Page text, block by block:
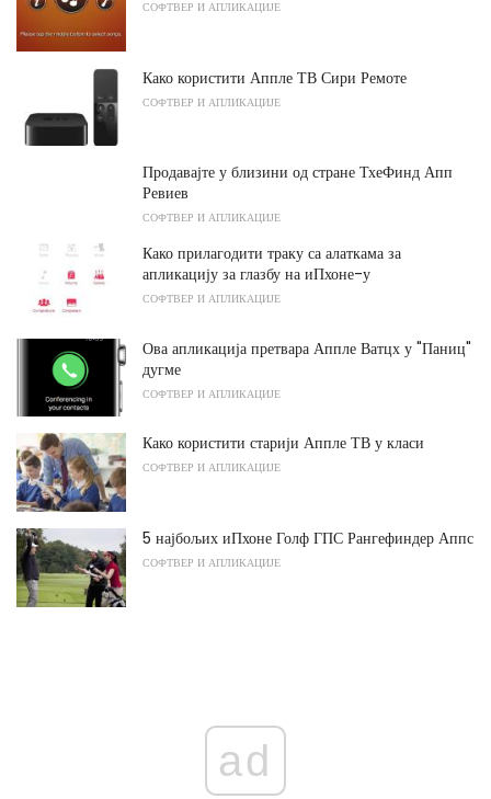
СОФТВЕР И АПЛИКАЦИЈЕ
Како користити Аппле ТВ Сири Ремоте
СОФТВЕР И АПЛИКАЦИЈЕ
Продавајте у близини од стране ТхеФинд Апп
Ревиев
СОФТВЕР И АПЛИКАЦИЈЕ
Како прилагодити траку са алаткама за
апликацију за глазбу на иПхоне-у
СОФТВЕР И АПЛИКАЦИЈЕ
Ова апликација претвара Аппле Ватцх у "Паниц"
дугме
СОФТВЕР И АПЛИКАЦИЈЕ
Како користити старији Аппле ТВ у класи
СОФТВЕР И АПЛИКАЦИЈЕ
5 најбољих иПхоне Голф ГПС Рангефиндер Аппс
СОФТВЕР И АПЛИКАЦИЈЕ
ad